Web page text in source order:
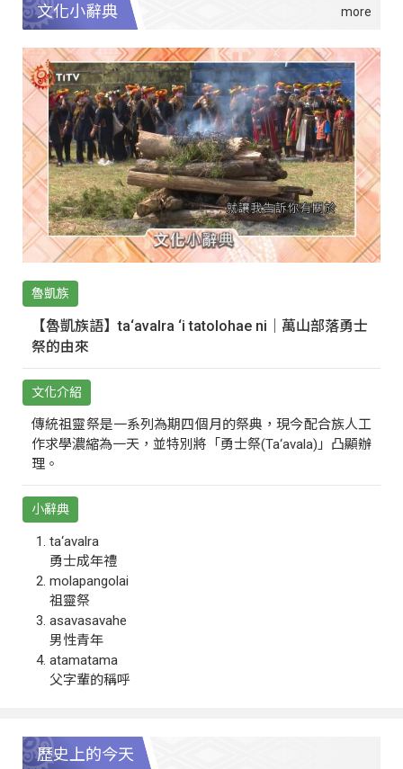
文化小辭典
魯凱族
【魯凱族語】ta‘avalra ‘i tatolohae ni｜萬山部落勇士
祭的由來
文化介紹
傳統祖靈祭是一系列為期四個月的祭典，現今配合族人工
作求學濃縮為一天，並特別將「勇士祭(Ta‘avala)」凸顯辦
理。
小辭典
ta‘avalra
勇士成年禮
molapangolai
祖靈祭
asavasavahe
男性青年
atamatama
父字輩的稱呼
歷史上的今天